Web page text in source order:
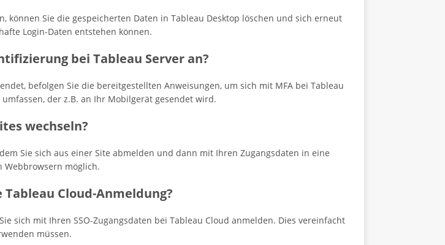
können Sie die gespeicherten Daten in Tableau Desktop löschen und sich erneut
Login-Daten entstehen können.
bei Tableau Server an?
befolgen Sie die bereitgestellten Anweisungen, um sich mit MFA bei Tableau
der z.B. an Ihr Mobilgerät gesendet wird.
wechseln?
Sie sich aus einer Site abmelden und dann mit Ihren Zugangsdaten in eine
Webbrowsern möglich.
Tableau Cloud-Anmeldung?
sich mit Ihren SSO-Zugangsdaten bei Tableau Cloud anmelden. Dies vereinfacht
müssen.